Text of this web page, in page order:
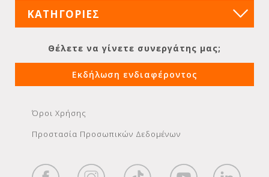
ΚΑΤΗΓΟΡΙΕΣ
Θέλετε να γίνετε συνεργάτης μας;
Εκδήλωση ενδιαφέροντος
Όροι Χρήσης
Προστασία Προσωπικών Δεδομένων